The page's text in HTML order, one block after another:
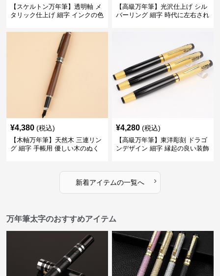
【スケルトン万年筆】透明軸 メ
タリック仕上げ 細字 インクの色
する
【高級万年筆】光沢仕上げ シル
バーリング 細字 時代に左右され
¥4,380 (税込)
【木軸万年筆】天然木 三連リン
グ 細字 手帳用 優しい木のぬく
¥4,280 (税込)
【高級万年筆】東洋彫刻 ドラゴ
ンデザイン 細字 縁起の良い装飾
新着アイテムの一覧へ ›
万年筆太字のおすすめアイテム